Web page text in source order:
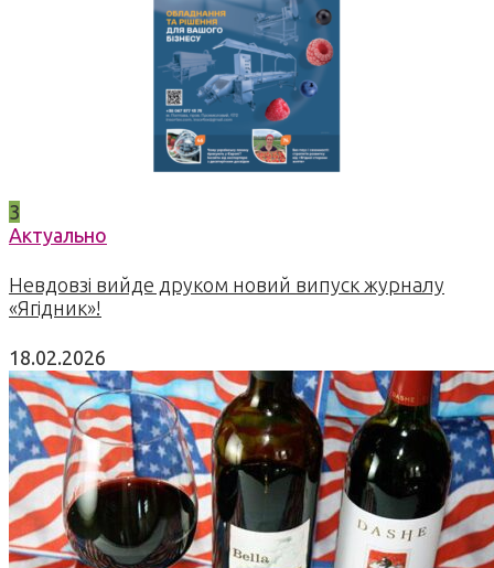
3
Актуально
Невдовзі вийде друком новий випуск журналу
«Ягідник»!
18.02.2026